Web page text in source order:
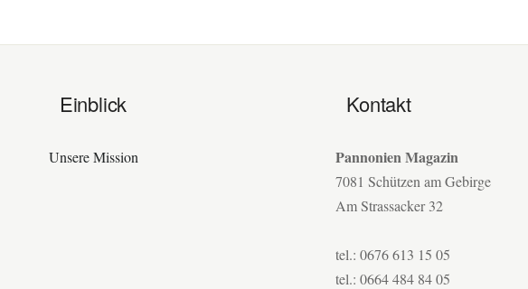
Einblick
Unsere Mission
Kontakt
Pannonien Magazin
7081 Schützen am Gebirge
Am Strassacker 32
tel.: 0676 613 15 05
tel.: 0664 484 84 05